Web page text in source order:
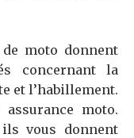
moto donnent
concernant la
et l’habillement.
moto.
vous donnent